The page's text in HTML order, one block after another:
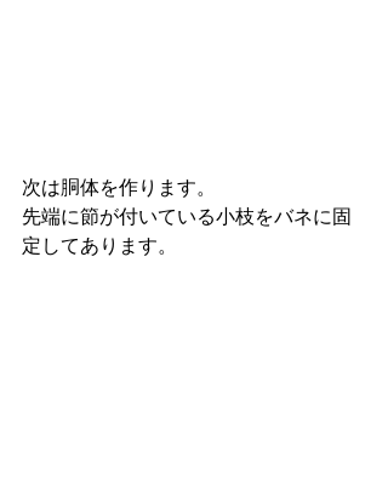
次は胴体を作ります。
先端に節が付いている小枝をバネに固
定してあります。